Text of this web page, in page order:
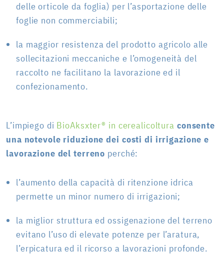
delle orticole da foglia) per l’asportazione delle
foglie non commerciabili;
la maggior resistenza del prodotto agricolo alle
sollecitazioni meccaniche e l’omogeneità del
raccolto ne facilitano la lavorazione ed il
confezionamento.
L’impiego di BioAksxter® in cerealicoltura consente
una notevole riduzione dei costi di irrigazione e
lavorazione del terreno perché:
l’aumento della capacità di ritenzione idrica
permette un minor numero di irrigazioni;
la miglior struttura ed ossigenazione del terreno
evitano l’uso di elevate potenze per l’aratura,
l’erpicatura ed il ricorso a lavorazioni profonde.